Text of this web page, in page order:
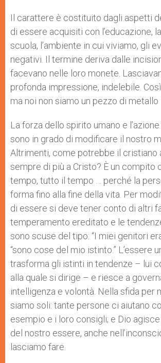
Il carattere è costituito dagli aspetti
di essere acquisiti con l’educazione,
scuola, l’ambiente in cui viviamo, gli
negativi. Il termine deriva dalle
facevano nelle loro monete.
profonda impressione, indelebile.
ma noi non siamo un pezzo di metallo
La forza dello spirito umano e
sono in grado di modificare il nostro
Altrimenti, come potrebbe il cristiano
sempre di più a Cristo? È un compito
tempo, tutto il tempo … perché la
forma fino alla fine della vita. Per
di essere si deve tener conto di altri
temperamento ereditato e le
sono scuse del tipo: “I miei genitori
“sono cose del mio istinto.” L’essere
trasforma gli istinti in tendenze – lui
alla quale si dirige – e riesce a
intelligenza e volontà. Nella sfida per
siamo soli: tante persone ci aiutano
esempio e i loro consigli; e Dio
del nostro essere, anche
lasciamo fare.